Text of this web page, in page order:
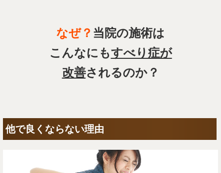
なぜ？ 当院の施術は
こんなにもすべり症が
改善されるのか？
他で良くならない理由